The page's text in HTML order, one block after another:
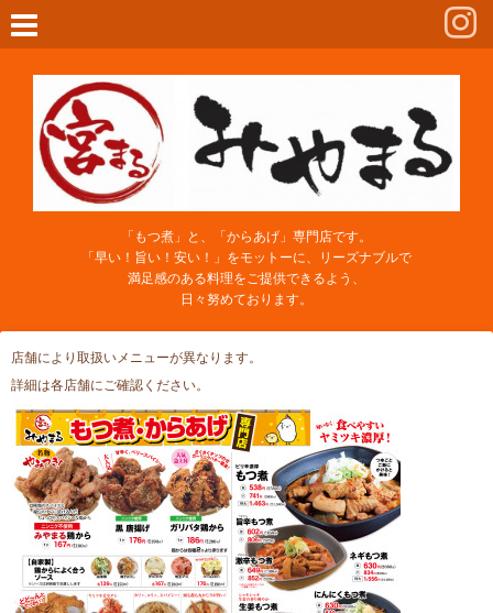
「もつ煮」と、「からあげ」専門店です。
「早い！旨い！安い！」をモットーに、リーズナブルで
満足感のある料理をご提供できるよう、
日々努めております。
店舗により取扱いメニューが異なります。
詳細は各店舗にご確認ください。